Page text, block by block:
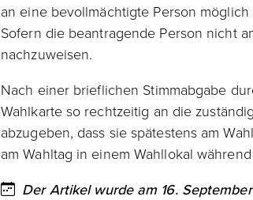
an eine bevollmächtigte Person
Sofern die beantragende Person nicht
nachzuweisen.
Nach einer brieflichen Stimmabgabe
Wahlkarte so rechtzeitig an die
abzugeben, dass sie spätestens am
am Wahltag in einem Wahllokal
Der Artikel wurde am 16.